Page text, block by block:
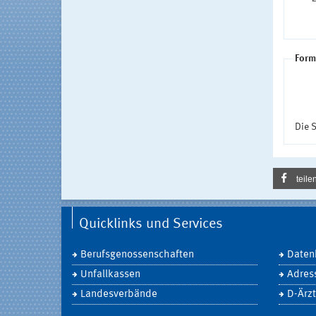
Die
Quicklinks und Services
Berufsgenossenschaften
Unfallkassen
Landesverbände
D-